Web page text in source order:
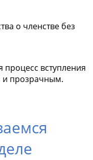
о членстве без
процесс вступления
и прозрачным.